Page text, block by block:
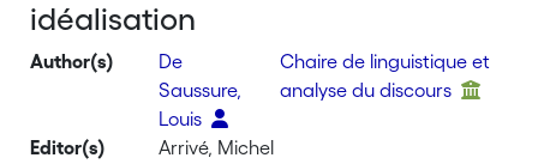
idéalisation
Author(s)
De
Saussure,
Louis
Chaire de linguistique et
analyse du discours
Editor(s)
Arrivé, Michel